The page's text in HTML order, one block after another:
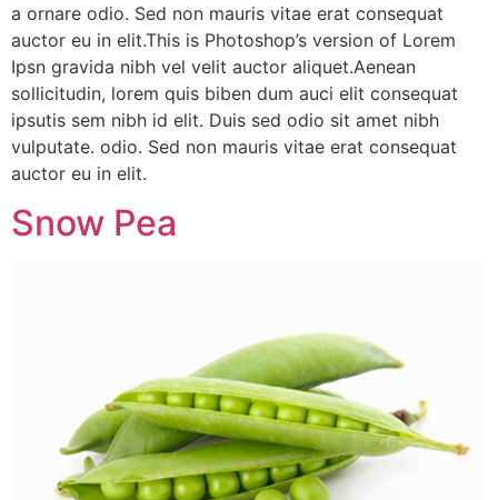
a ornare odio. Sed non mauris vitae erat consequat
auctor eu in elit.This is Photoshop’s version of Lorem
Ipsn gravida nibh vel velit auctor aliquet.Aenean
sollicitudin, lorem quis biben dum auci elit consequat
ipsutis sem nibh id elit. Duis sed odio sit amet nibh
vulputate. odio. Sed non mauris vitae erat consequat
auctor eu in elit.
Snow Pea